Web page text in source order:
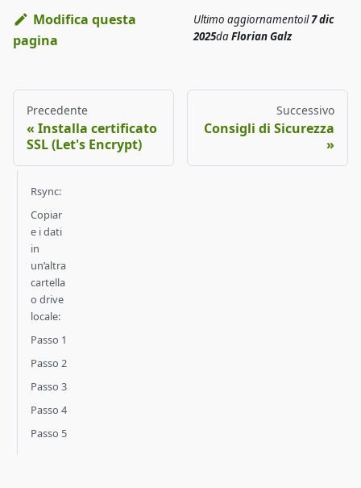
Modifica questa
pagina
Ultimo aggiornamentoil7 dic
2025daFlorian Galz
Precedente
Installa certificato
SSL (Let's Encrypt)
Successivo
Consigli di Sicurezza
Rsync:
Copiar
e i dati
in
un’altra
cartella
o drive
locale:
Passo 1
Passo 2
Passo 3
Passo 4
Passo 5